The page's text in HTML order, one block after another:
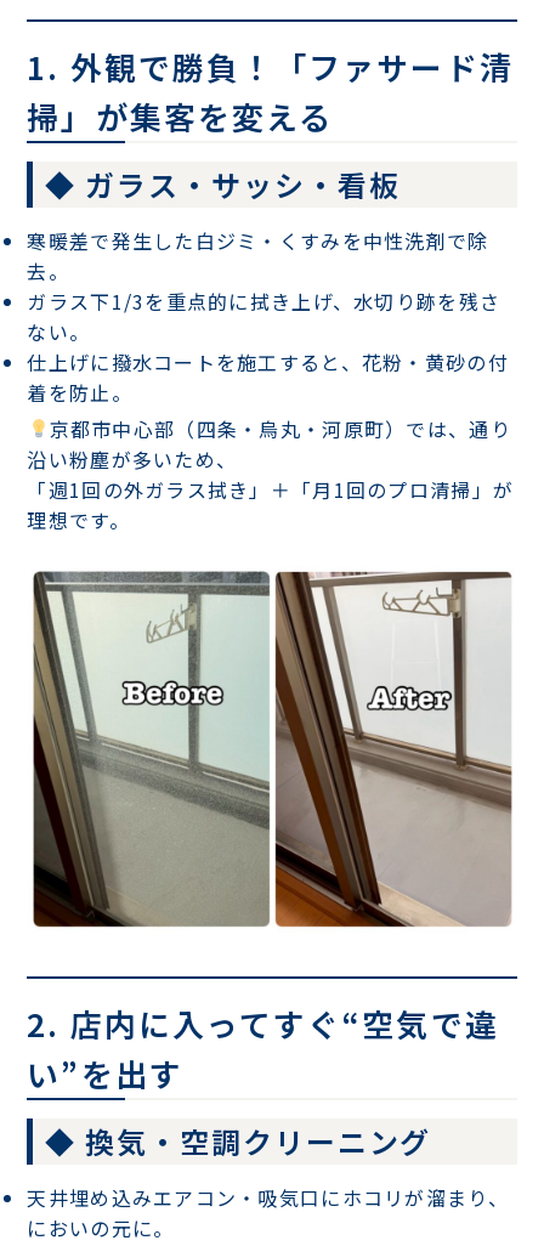
1. 外観で勝負！「ファサード清
掃」が集客を変える
◆ ガラス・サッシ・看板
寒暖差で発生した 白ジミ・くすみを中性洗剤で除
去。
ガラス下1/3を重点的に拭き上げ、水切り跡を残さ
ない。
仕上げに撥水コートを施工すると、花粉・黄砂の付
着を防止。
京都市中心部（四条・烏丸・河原町）では、通り
沿い粉塵が多いため、
「週1回の外ガラス拭き」＋「月1回のプロ清掃」が
理想です。
2. 店内に入ってすぐ“空気で違
い”を出す
◆ 換気・空調クリーニング
天井埋め込みエアコン・吸気口 にホコリが溜まり、
においの元に。